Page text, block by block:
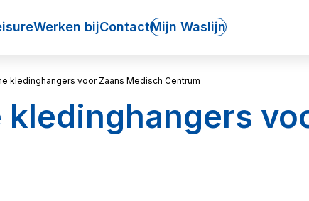
Werken bijContactMijn Waslijn
kledinghangers voor Zaans Medisch Centrum
kledinghangers